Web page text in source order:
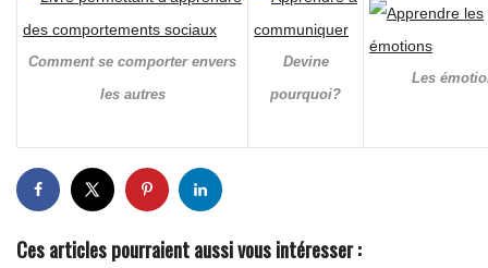
Comment se comporter envers
les autres
Devine
pourquoi?
Les
Ces articles pourraient aussi vous intéresser :